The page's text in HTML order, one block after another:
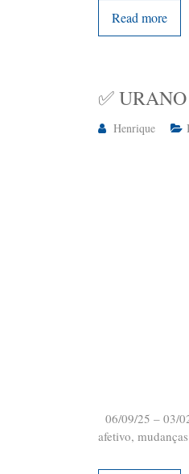
Read more
✅
Henrique
06/09/25 – 03/
afetivo,